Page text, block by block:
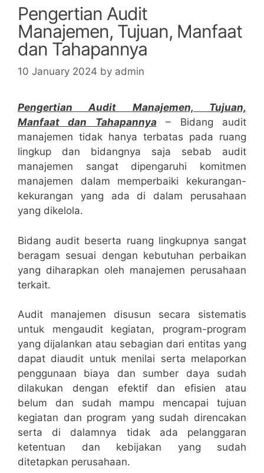
Pengertian Audit
Manajemen, Tujuan, Manfaat
dan Tahapannya
10 January 2024 by admin
Pengertian Audit Manajemen, Tujuan,
Manfaat dan Tahapannya– Bidang audit
manajemen tidak hanya terbatas pada ruang
lingkup dan bidangnya saja sebab audit
manajemen sangat dipengaruhi komitmen
manajemen dalam memperbaiki kekurangan-
kekurangan yang ada di dalam perusahaan
yang dikelola.
Bidang audit beserta ruang lingkupnya sangat
beragam sesuai dengan kebutuhan perbaikan
yang diharapkan oleh manajemen perusahaan
terkait.
Audit manajemen disusun secara sistematis
untuk mengaudit kegiatan, program-program
yang dijalankan atau sebagian dari entitas yang
dapat diaudit untuk menilai serta melaporkan
penggunaan biaya dan sumber daya sudah
dilakukan dengan efektif dan efisien atau
belum dan sudah mampu mencapai tujuan
kegiatan dan program yang sudah direncakan
serta di dalamnya tidak ada pelanggaran
ketentuan dan kebijakan yang sudah
ditetapkan perusahaan.